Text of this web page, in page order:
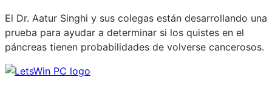
El Dr. Aatur Singhi y sus colegas están desarrollando una
prueba para ayudar a determinar si los quistes en el
páncreas tienen probabilidades de volverse cancerosos.